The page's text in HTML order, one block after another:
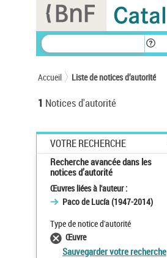
Accueil Liste de notices d’autorité
1 Notices d'autorité
VOTRE RECHERCHE
Recherche avancée dans les
notices d’autorité
Œuvres liées à l'auteur :
Paco de Lucía (1947-2014)
Type de notice d'autorité
Œuvre
Sauvegarder votre recherche
Panneau de gestion des cookies